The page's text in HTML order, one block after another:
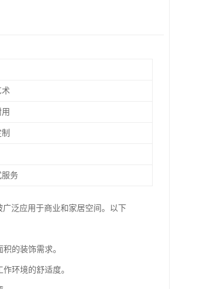
术
服务
泛应用于商业和家居空间。以下
的装饰需求。
环境的舒适度。